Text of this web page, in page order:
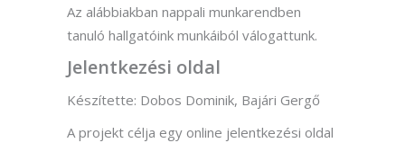
Az alábbiakban nappali munkarendben
tanuló hallgatóink munkáiból válogattunk.
Jelentkezési oldal
Készítette: Dobos Dominik, Bajári Gergő
A projekt célja egy online jelentkezési oldal